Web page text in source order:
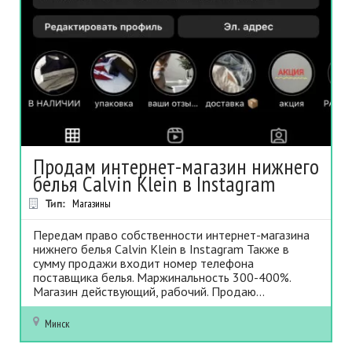
Продам интернет-магазин нижнего
белья Calvin Klein в Instagram
Тип: Магазины
Передам право собственности интернет-магазина
нижнего белья Calvin Klein в Instagram Также в
сумму продажи входит номер телефона
поставщика белья. Маржинальность 300-400%.
Магазин действующий, рабочий. Продаю...
Минск